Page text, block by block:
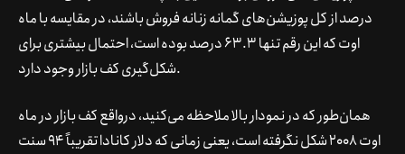
درصد از کل پوزیشن‌های گمانه زنانه فروش باشند، در مقایسه با ماه
اوت که این رقم تنها 63.3 درصد بوده است، احتمال بیشتری برای
شکل‌گیری کف بازار وجود دارد.
همان‌طور که در نمودار بالا ملاحظه می‌کنید، درواقع کف بازار در ماه
اوت 2008 شکل نگرفته است، یعنی زمانی که دلار کانادا تقریباً 94 سنت